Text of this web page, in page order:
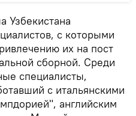
Узбекистана
с которыми
их на пост
сборной. Среди
специалисты,
с итальянскими
английским